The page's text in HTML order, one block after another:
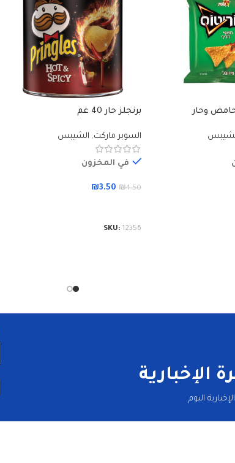
برنجلز حار 40 غم
السوبر ماركت, الشيبس
في المخزون
₪4.50
₪3.50
SKU: 12356
الإخبارية
اليوم